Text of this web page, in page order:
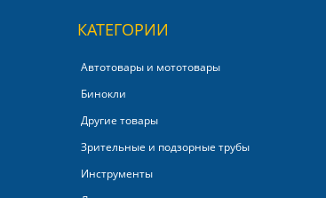
КАТЕГОРИИ
Автотовары и мототовары
Бинокли
Другие товары
Зрительные и подзорные трубы
Инструменты